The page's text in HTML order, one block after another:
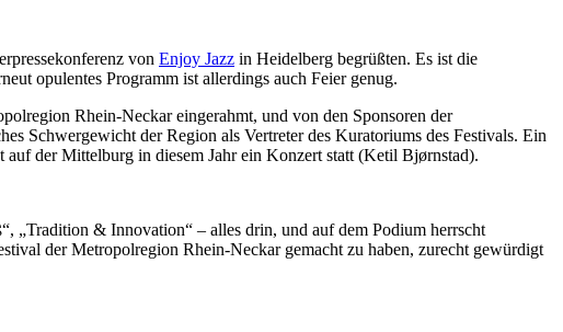
von Enjoy Jazz in Heidelberg begrüßten. Es ist die
opulentes Programm ist allerdings auch Feier genug.
Rhein-Neckar eingerahmt, und von den Sponsoren der
Schwergewicht der Region als Vertreter des Kuratoriums des Festivals. Ein
der Mittelburg in diesem Jahr ein Konzert statt (Ketil Bjørnstad).
„Tradition & Innovation“ – alles drin, und auf dem Podium herrscht
der Metropolregion Rhein-Neckar gemacht zu haben, zurecht gewürdigt